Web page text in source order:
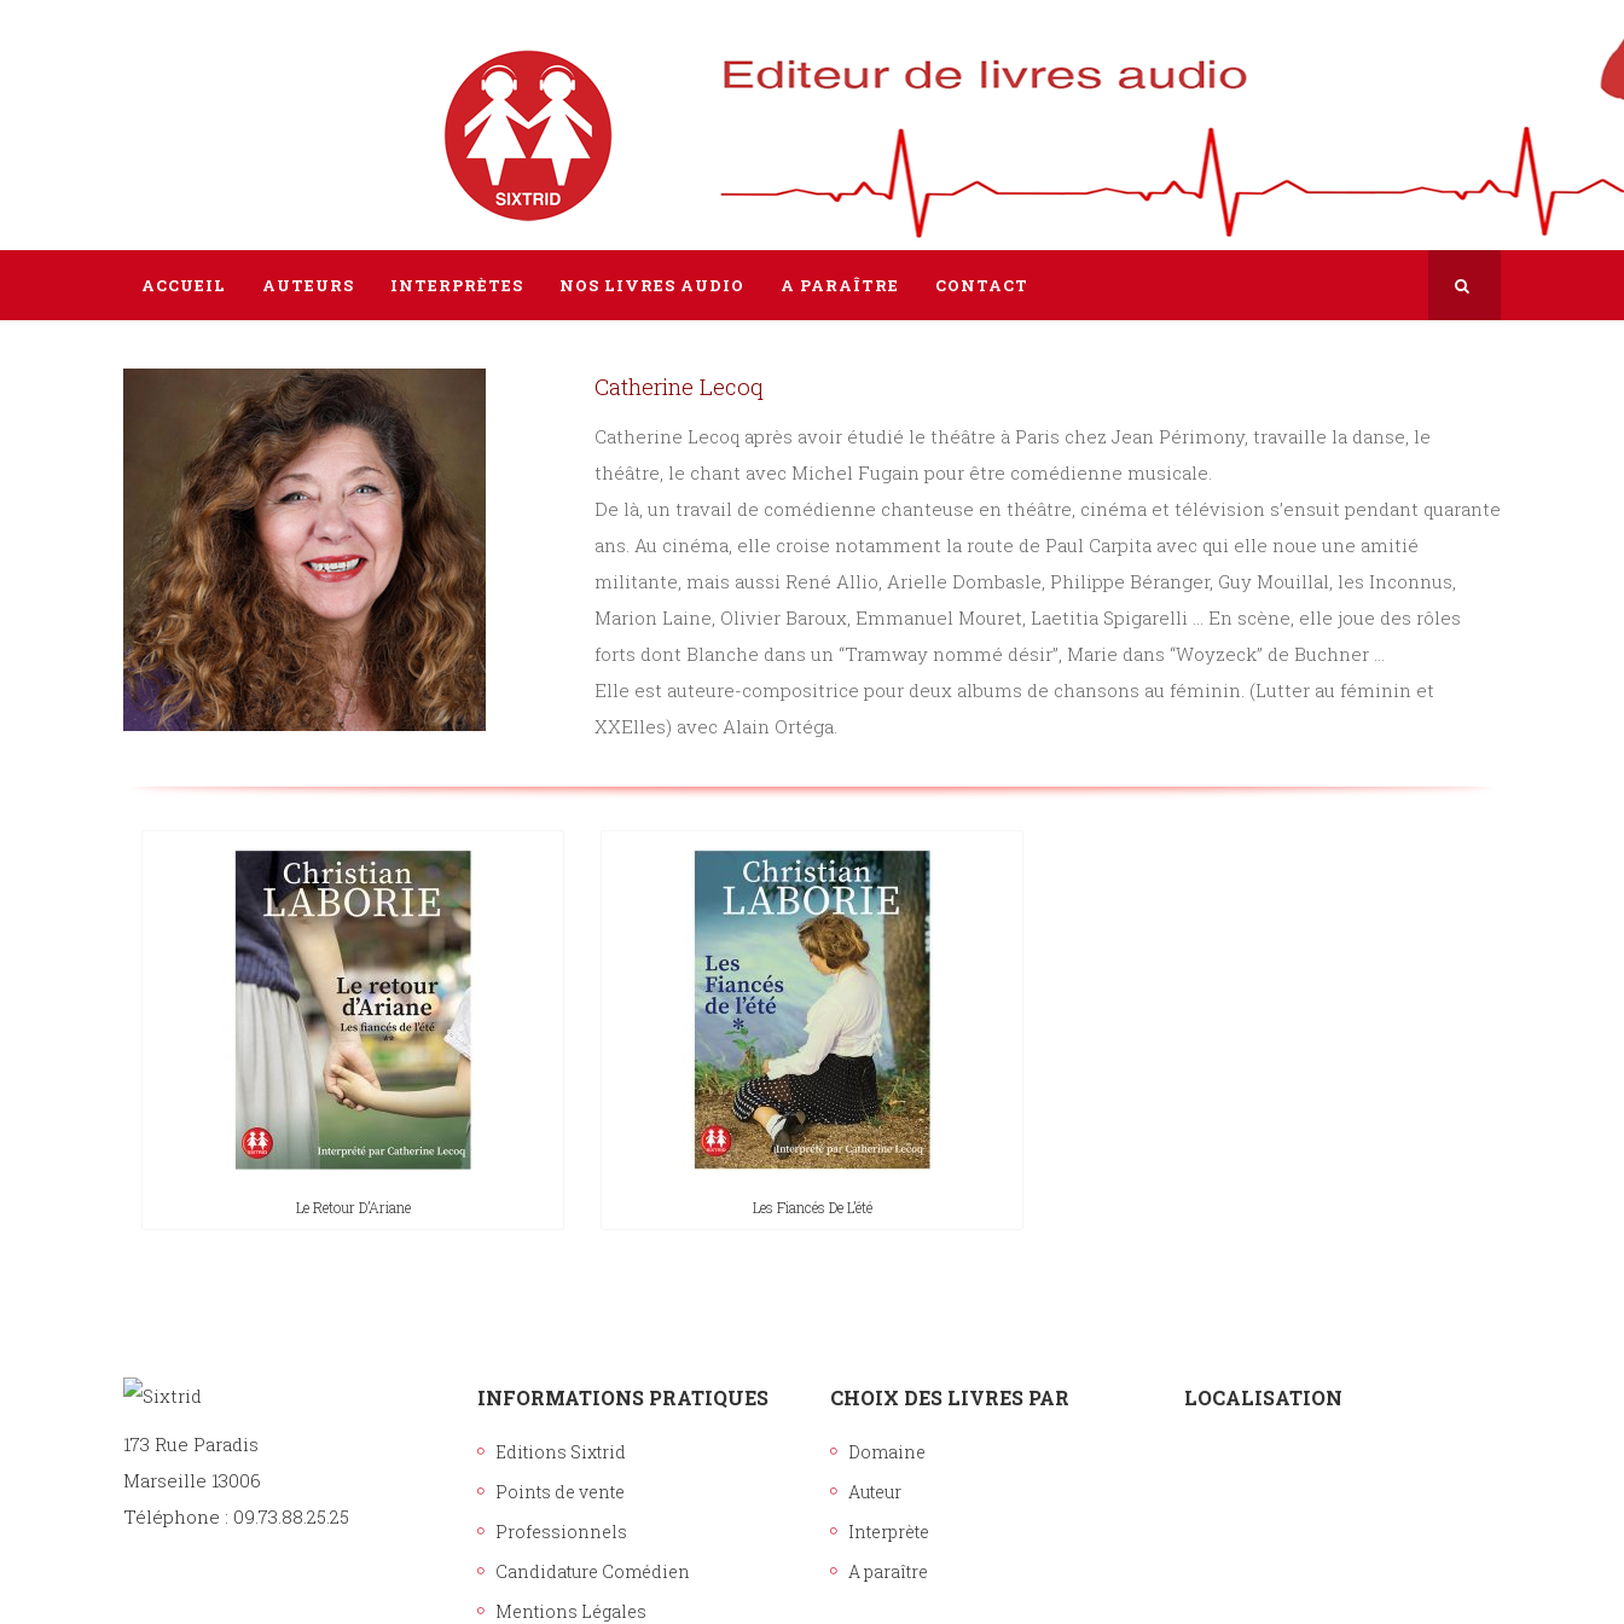
ACCUEIL AUTEURS INTERPRÈTES NOS LIVRES AUDIO
Tous les livres
Littérature
Histoire
Sciences humaines
A PARAÎTRE CONTACT
Catherine Lecoq
Catherine Lecoq après avoir étudié le théâtre à Paris chez Jean Périmony, travaille la danse, le
théâtre, le chant avec Michel Fugain pour être comédienne musicale.
De là, un travail de comédienne chanteuse en théâtre, cinéma et télévision s’ensuit pendant quarante
ans. Au cinéma, elle croise notamment la route de Paul Carpita avec qui elle noue une amitié
militante, mais aussi René Allio, Arielle Dombasle, Philippe Béranger, Guy Mouillal, les Inconnus,
Marion Laine, Olivier Baroux, Emmanuel Mouret, Laetitia Spigarelli … En scène, elle joue des rôles
forts dont Blanche dans un “Tramway nommé désir”, Marie dans “Woyzeck” de Buchner …
Elle est auteure-compositrice pour deux albums de chansons au féminin. (Lutter au féminin et
XXElles) avec Alain Ortéga.
Le Retour D’Ariane Les Fiancés De L’été
173 Rue Paradis
Marseille 13006
Téléphone : 09.73.88.25.25
INFORMATIONS PRATIQUES
Editions Sixtrid
Points de vente
Professionnels
Candidature Comédien
Mentions Légales
CHOIX DES LIVRES PAR
Domaine
Auteur
Interprète
A paraître
LOCALISATION